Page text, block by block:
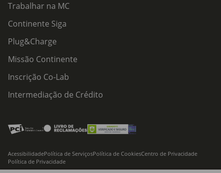
Trabalhar na MC
Continente Siga
Plug&Charge
Missão Continente
Inscrição Co-Lab
Intermediação de Crédito
AcessibilidadePolítica de ServiçosPolítica de CookiesCentro de Privacidade
Política de Privacidade